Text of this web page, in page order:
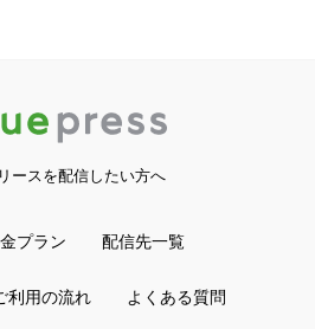
ースを配信したい方へ
プラン 配信先一覧
利用の流れ よくある質問